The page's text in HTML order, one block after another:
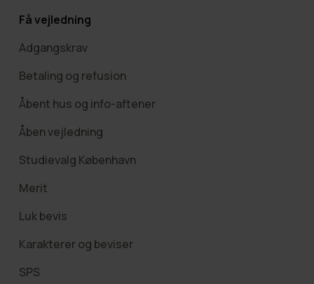
Få vejledning
Adgangskrav
Betaling og refusion
Åbent hus og info-aftener
Åben vejledning
Studievalg København
Merit
Luk bevis
Karakterer og beviser
SPS